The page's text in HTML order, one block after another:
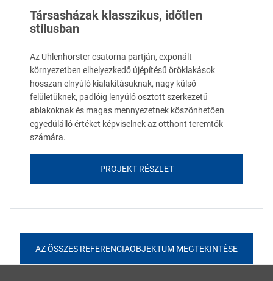
Társasházak klasszikus, időtlen
stílusban
Az Uhlenhorster csatorna partján, exponált
környezetben elhelyezkedő újépítésű öröklakások
hosszan elnyúló kialakításuknak, nagy külső
felületüknek, padlóig lenyúló osztott szerkezetű
ablakoknak és magas mennyezetnek köszönhetően
egyedülálló értéket képviselnek az otthont teremtők
számára.
PROJEKT RÉSZLET
AZ ÖSSZES REFERENCIAOBJEKTUM MEGTEKINTÉSE